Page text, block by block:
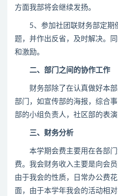
方面我部将会继续发扬。
5、参加社团联财务部定期
题，并作出反省，及时解决。
和激励。
二、部门之间的协作工作
财务部除了在认真做好本部
部门，如宣传部的海报，综合
部的小组负责人，社区部的表演
三、财务分析
本学期会费主要用在各部门
费。我会财务收入主要是向会
由于我会的性质，日常办公费
面，由于本学年我会的活动相